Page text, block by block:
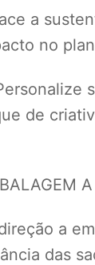
a
no
de
a
das